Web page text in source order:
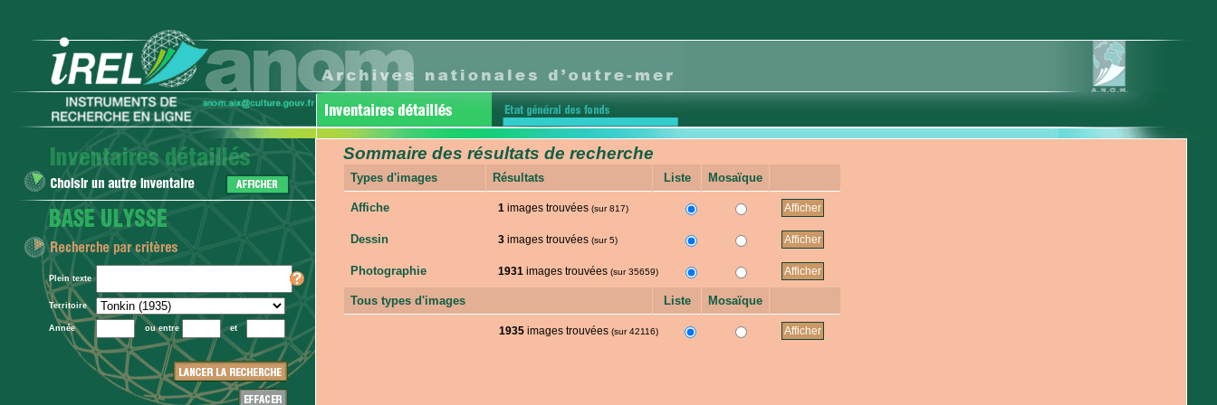
Plein texte
Territoire
Année ou entre et
Sommaire des résultats de recherche
Types d'images Résultats Liste Mosaïque
Affiche 1 images trouvées (sur 817)
Dessin 3 images trouvées (sur 5)
Photographie 1931 images trouvées (sur 35659)
Tous types d'images Liste Mosaïque
1935 images trouvées (sur 42116)